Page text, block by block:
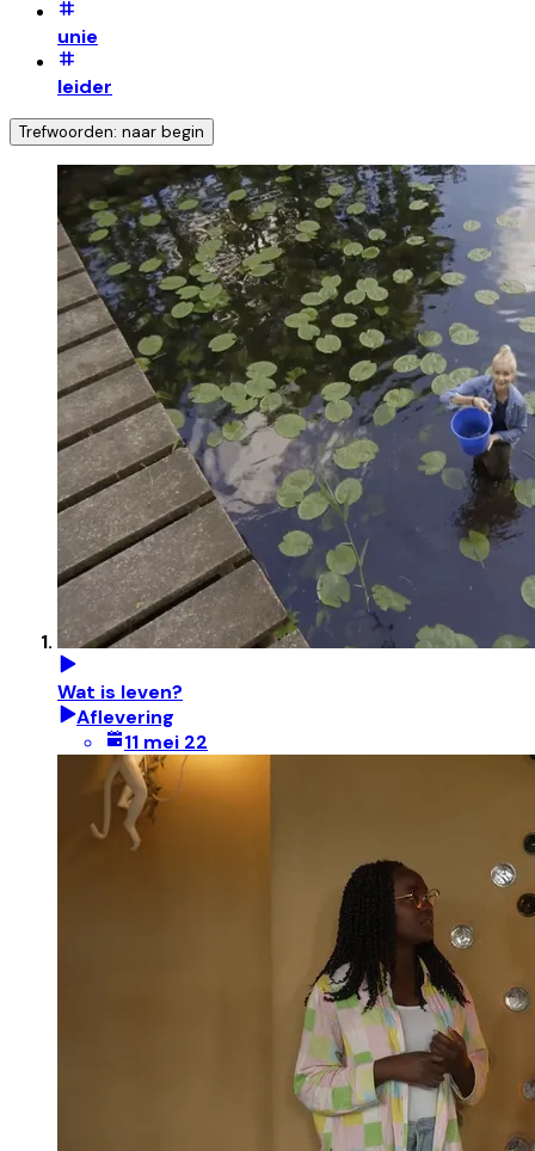
unie
leider
Trefwoorden: naar begin
Wat is leven?
Aflevering
11 mei 22